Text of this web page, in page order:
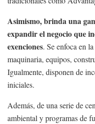
Asimismo, brinda una
expandir el negocio que
exenciones. Se enfoca en
maquinaria, equipos,
Igualmente, disponen de
iniciales.
Además, de una serie de
ambiental y programas de